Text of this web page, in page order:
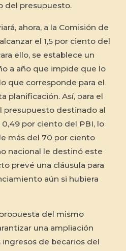
del presupuesto.
ahora, a la Comisión de
el 1,5 por ciento del
ello, se establece un
a año que impide que lo
que corresponde para el
planificación. Así, para el
presupuesto destinado al
por ciento del PBI, lo
más del 70 por ciento
nacional le destinó este
prevé una cláusula para
aún si hubiera
del mismo
una ampliación
de becarios del